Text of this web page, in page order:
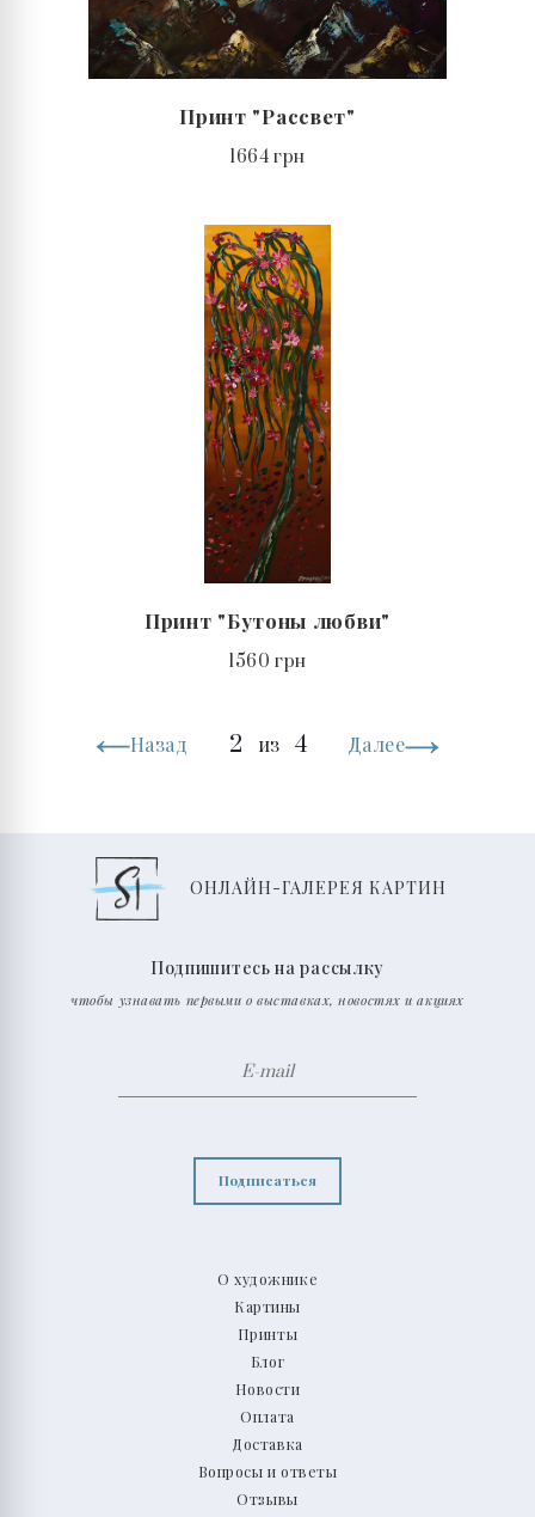
Принт "Рассвет"
1664 грн
Принт "Бутоны любви"
1560 грн
Назад 2 из 4 Далее
ОНЛАЙН-ГАЛЕРЕЯ КАРТИН
О художнике
Картины
Принты
Блог
Новости
Оплата
Доставка
Вопросы и ответы
Отзывы
Подпишитесь на рассылку
чтобы узнавать первыми о выставках, новостях и акциях
Подписаться